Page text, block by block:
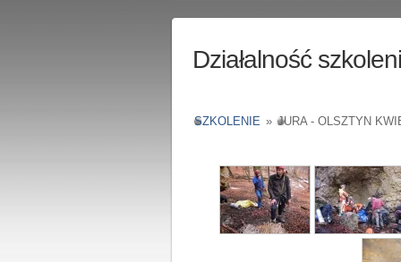
Działalność
SZKOLENIE » JURA - OLSZTYN